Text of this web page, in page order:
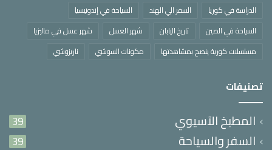
الدراسة في كوريا
السفر الي الهند
السياحة في إندونيسيا
السياحة في الصين
تاريخ اليابان شهر العسل
شهر عسل في ماليزيا
مسلسلات كورية ينصح بمشاهدتها
مكونات السوشي ناريزوشي
تصنيفات
المطبخ الآسيوي 39
السفر والسياحة 39